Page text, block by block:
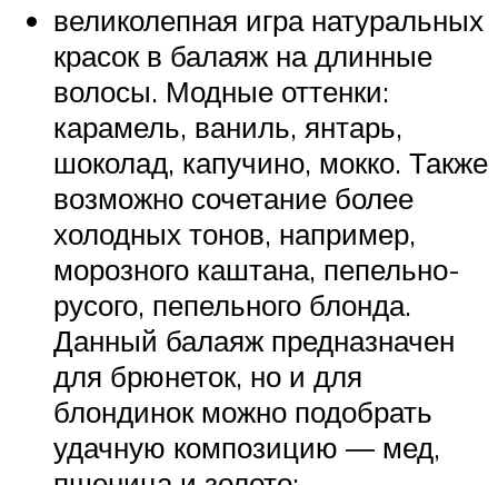
великолепная игра натуральных
красок в балаяж на длинные
волосы. Модные оттенки:
карамель, ваниль, янтарь,
шоколад, капучино, мокко. Также
возможно сочетание более
холодных тонов, например,
морозного каштана, пепельно-
русого, пепельного блонда.
Данный балаяж предназначен
для брюнеток, но и для
блондинок можно подобрать
удачную композицию ― мед,